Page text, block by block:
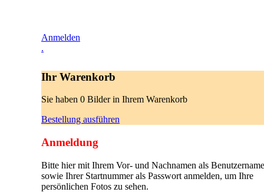
Anmelden
.
Ihr Warenkorb
Sie haben 0 Bilder in Ihrem Warenkorb
Bestellung ausführen
Anmeldung
Bitte hier mit Ihrem Vor- und Nachnamen als
sowie Ihrer Startnummer als Passwort anmelden, um Ihre
persönlichen Fotos zu sehen.